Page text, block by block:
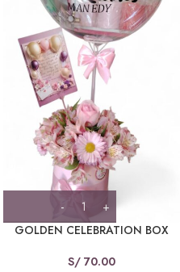
GOLDEN CELEBRATION BOX
S/ 70.00